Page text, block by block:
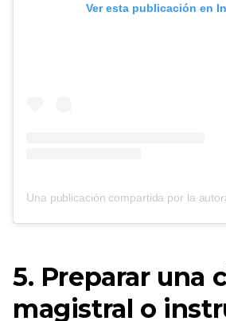
Ver esta publicación en
5. Preparar una
magistral o